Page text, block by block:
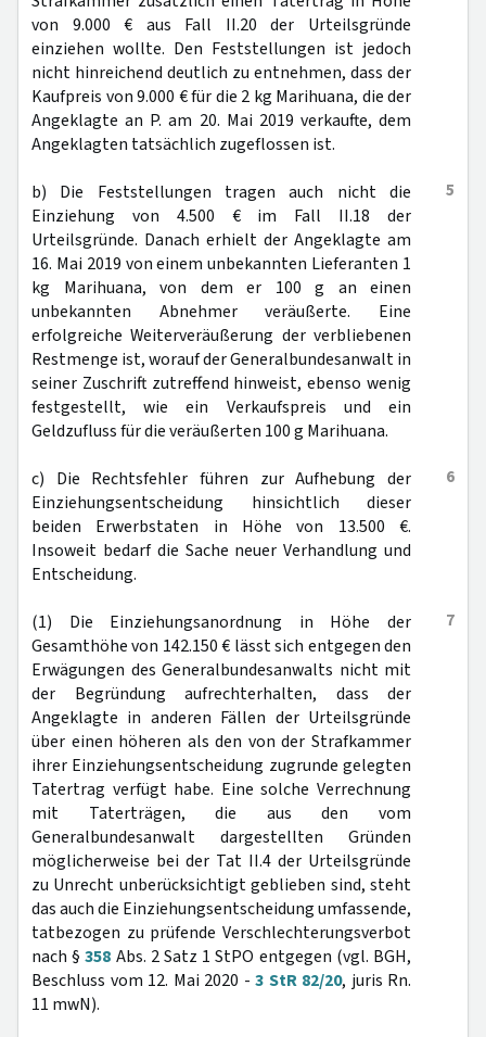
von 9.000 € aus Fall II.20 der Urteilsgründe
einziehen wollte. Den Feststellungen ist jedoch
nicht hinreichend deutlich zu entnehmen, dass der
Kaufpreis von 9.000 € für die 2 kg Marihuana, die der
Angeklagte an P. am 20. Mai 2019 verkaufte, dem
Angeklagten tatsächlich zugeflossen ist.
5
b) Die Feststellungen tragen auch nicht die
Einziehung von 4.500 € im Fall II.18 der
Urteilsgründe. Danach erhielt der Angeklagte am
16. Mai 2019 von einem unbekannten Lieferanten 1
kg Marihuana, von dem er 100 g an einen
unbekannten Abnehmer veräußerte. Eine
erfolgreiche Weiterveräußerung der verbliebenen
Restmenge ist, worauf der Generalbundesanwalt in
seiner Zuschrift zutreffend hinweist, ebenso wenig
festgestellt, wie ein Verkaufspreis und ein
Geldzufluss für die veräußerten 100 g Marihuana.
6
c) Die Rechtsfehler führen zur Aufhebung der
Einziehungsentscheidung hinsichtlich dieser
beiden Erwerbstaten in Höhe von 13.500 €.
Insoweit bedarf die Sache neuer Verhandlung und
Entscheidung.
7
(1) Die Einziehungsanordnung in Höhe der
Gesamthöhe von 142.150 € lässt sich entgegen den
Erwägungen des Generalbundesanwalts nicht mit
der Begründung aufrechterhalten, dass der
Angeklagte in anderen Fällen der Urteilsgründe
über einen höheren als den von der Strafkammer
ihrer Einziehungsentscheidung zugrunde gelegten
Tatertrag verfügt habe. Eine solche Verrechnung
mit Taterträgen, die aus den vom
Generalbundesanwalt dargestellten Gründen
möglicherweise bei der Tat II.4 der Urteilsgründe
zu Unrecht unberücksichtigt geblieben sind, steht
das auch die Einziehungsentscheidung umfassende,
tatbezogen zu prüfende Verschlechterungsverbot
nach §358 Abs. 2 Satz 1 StPO entgegen (vgl. BGH,
Beschluss vom 12. Mai 2020 - 3 StR 82/20, juris Rn.
11 mwN).